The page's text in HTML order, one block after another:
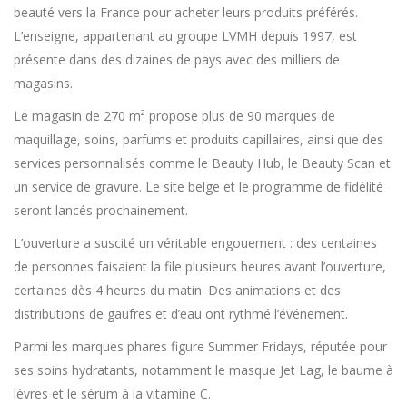
beauté vers la France pour acheter leurs produits préférés.
L’enseigne, appartenant au groupe LVMH depuis 1997, est
présente dans des dizaines de pays avec des milliers de
magasins.
Le magasin de 270 m² propose plus de 90 marques de
maquillage, soins, parfums et produits capillaires, ainsi que des
services personnalisés comme le Beauty Hub, le Beauty Scan et
un service de gravure. Le site belge et le programme de fidélité
seront lancés prochainement.
L’ouverture a suscité un véritable engouement : des centaines
de personnes faisaient la file plusieurs heures avant l’ouverture,
certaines dès 4 heures du matin. Des animations et des
distributions de gaufres et d’eau ont rythmé l’événement.
Parmi les marques phares figure Summer Fridays, réputée pour
ses soins hydratants, notamment le masque Jet Lag, le baume à
lèvres et le sérum à la vitamine C.